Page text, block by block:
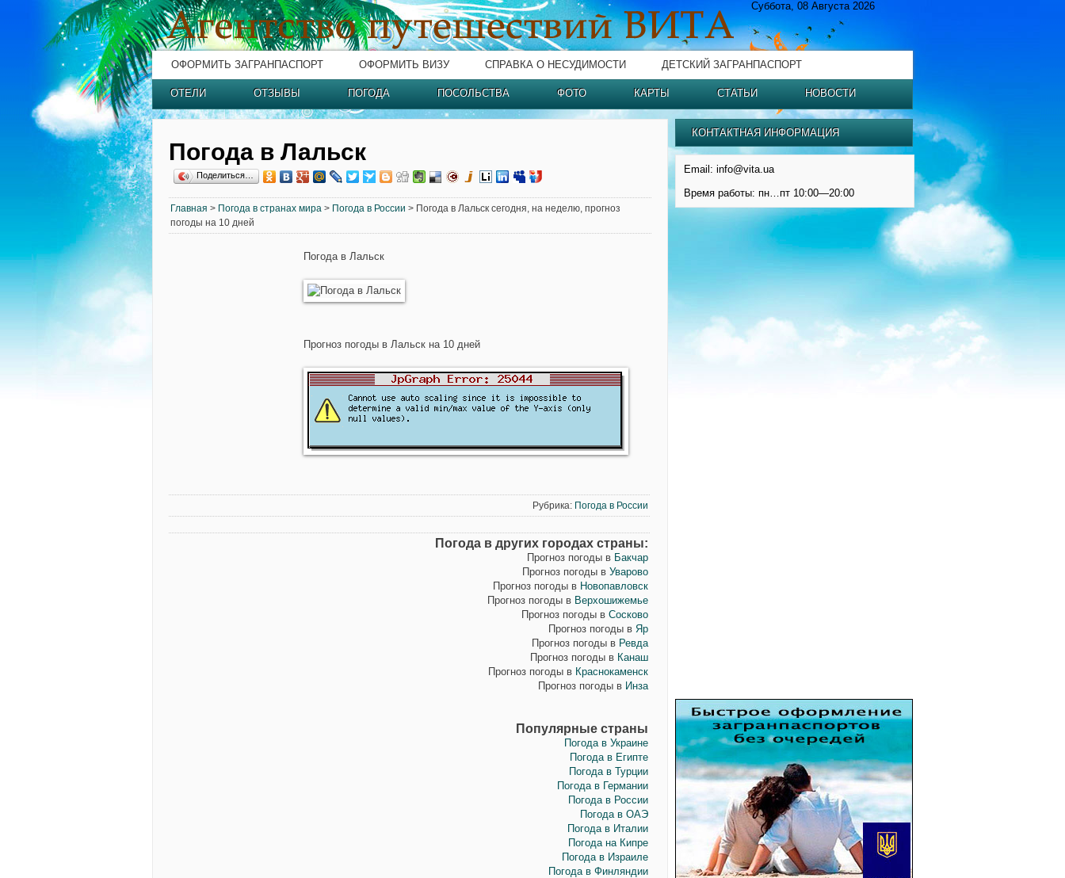
Суббота, 08 Августа 2026
ОФОРМИТЬ ЗАГРАНПАСПОРТ ОФОРМИТЬ ВИЗУ СПРАВКА О НЕСУДИМОСТИ ДЕТСКИЙ ЗАГРАНПАСПОРТ
ОТЕЛИ ОТЗЫВЫ ПОГОДА ПОСОЛЬСТВА ФОТО КАРТЫ СТАТЬИ НОВОСТИ
Погода в Лальск
Поделиться…
Главная > Погода в странах мира > Погода в России > Погода в Лальск сегодня, на неделю, прогноз
погоды на 10 дней
Погода в Лальск
Прогноз погоды в Лальск на 10 дней
Рубрика: Погода в России
Погода в других городах страны:
Прогноз погоды в Бакчар
Прогноз погоды в Уварово
Прогноз погоды в Новопавловск
Прогноз погоды в Верхошижемье
Прогноз погоды в Сосково
Прогноз погоды в Яр
Прогноз погоды в Ревда
Прогноз погоды в Канаш
Прогноз погоды в Краснокаменск
Прогноз погоды в Инза
Популярные страны
Погода в Украине
Погода в Египте
Погода в Турции
Погода в Германии
Погода в России
Погода в ОАЭ
Погода в Италии
Погода на Кипре
Погода в Израиле
Погода в Финляндии
КОНТАКТНАЯ ИНФОРМАЦИЯ
Email: info@vita.ua
Время работы: пн…пт 10:00—20:00